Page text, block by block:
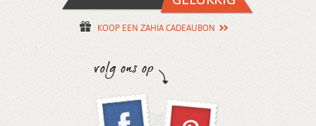
KOOP EEN ZAHIA CADEAUBON